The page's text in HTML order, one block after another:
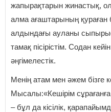
жапырақтарын жинастық,
алма ағаштарының қураған
алдындағы ауланы
тамақ пісірістім. Содан
әңгімелестік.
Менің атам мен әжем бізге
Мысалы:«Кешірім сұрағанға
– бұл да кісілік,